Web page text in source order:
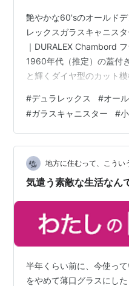
艶やかな60'sのオールド
レックスガラスキャニス
｜DURALEX Chambord
1960年代（推定）の蓋付
と輝くダイヤ型のカット
小さなサイズ｜オールド
ター 現在もデュラレック
ますが、こちらは推定60
と呼ばれるヴィンテージ
イヤ模様が施されたガラ
時の練りムラなどによ…
#デュラレックス #オー
#ガラスキャニスター #
地方に住むって、こうい
気遣う素敵な生活なん
半年くらい前に、今使っ
をやめて薄口グラスにし